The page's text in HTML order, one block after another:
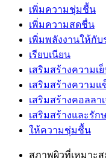
เพิ่มความชุ่มชื้น
เพิ่มความสดชื่น
เพิ่มพลังงานให้กับ
เรียบเนียน
เสริมสร้างความเ
เสริมสร้างความแ
เสริมสร้างคอลลา
เสริมสร้างและรัก
ให้ความชุ่มชื้น
สภาพผิวที่เหมาะส